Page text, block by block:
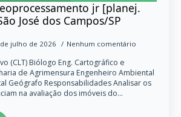
jr [planej.
José dos Campos/SP
julho de 2026 Nenhum comentário
(CLT) Biólogo Eng. Cartográfico e
de Agrimensura Engenheiro Ambiental
Geógrafo Responsabilidades Analisar os
na avaliação dos imóveis do…